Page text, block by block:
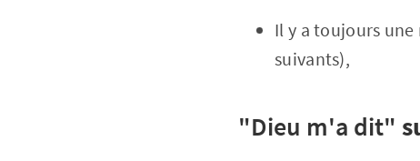
Il y a toujours
suivants),
"Dieu m'a dit"